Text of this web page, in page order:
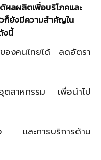
ผลผลิตเพื่อบริโภคและ
ก็ยังมีความสำคัญใน
งนี้
องคนไทยได้ ลดอัตรา
ตสาหกรรม เพื่อนำไป
และการบริการด้าน